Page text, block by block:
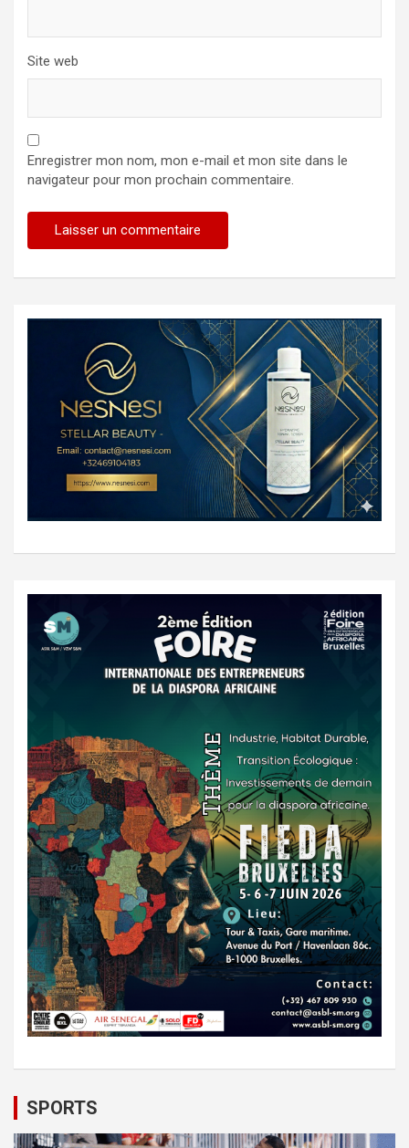
Site web
Enregistrer mon nom, mon e-mail et mon site dans le
navigateur pour mon prochain commentaire.
SPORTS